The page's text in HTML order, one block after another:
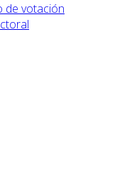
de votación